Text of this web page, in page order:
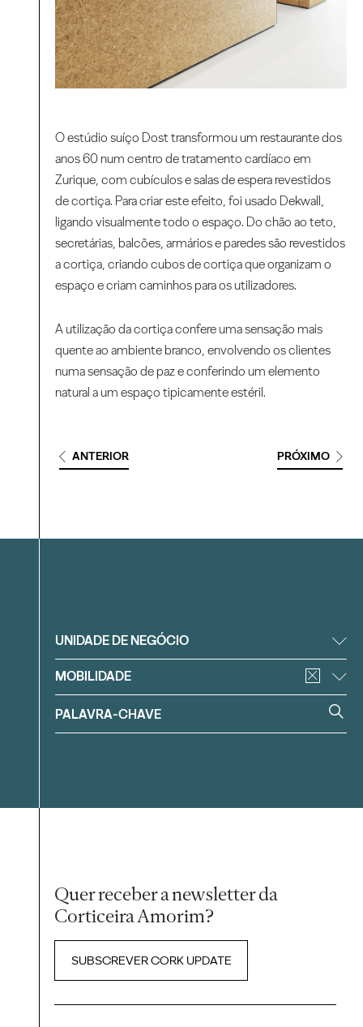
O estúdio suíço Dost transformou um restaurante dos
anos 60 num centro de tratamento cardíaco em
Zurique, com cubículos e salas de espera revestidos
de cortiça. Para criar este efeito, foi usado Dekwall,
ligando visualmente todo o espaço. Do chão ao teto,
secretárias, balcões, armários e paredes são revestidos
a cortiça, criando cubos de cortiça que organizam o
espaço e criam caminhos para os utilizadores.
A utilização da cortiça confere uma sensação mais
quente ao ambiente branco, envolvendo os clientes
numa sensação de paz e conferindo um elemento
natural a um espaço tipicamente estéril.
ANTERIOR PRÓXIMO
Filtrar
UNIDADE DE NEGÓCIO
MOBILIDADE
Quer receber a newsletter da
Corticeira Amorim?
SUBSCREVER CORK UPDATE